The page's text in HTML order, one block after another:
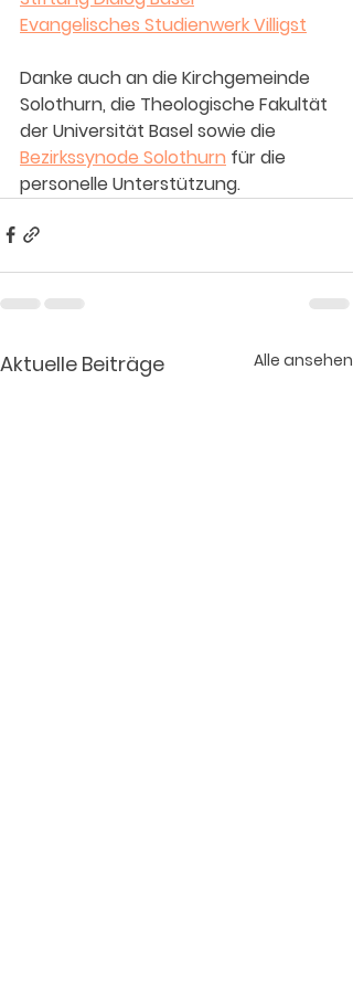
Evangelisches Studienwerk Villigst
Danke auch an die Kirchgemeinde
Solothurn, die Theologische Fakultät
der Universität Basel sowie die
Bezirkssynode Solothurn für die
personelle Unterstützung.
Aktuelle Beiträge Alle ansehen